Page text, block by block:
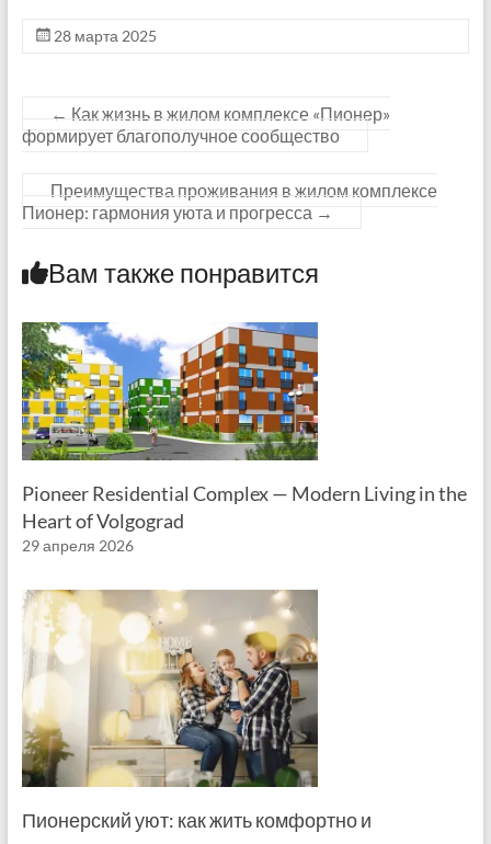
28 марта 2025
← Как жизнь в жилом комплексе «Пионер»
формирует благополучное сообщество
Преимущества проживания в жилом комплексе
Пионер: гармония уюта и прогресса →
Вам также понравится
Pioneer Residential Complex — Modern Living in the
Heart of Volgograd
29 апреля 2026
Пионерский уют: как жить комфортно и